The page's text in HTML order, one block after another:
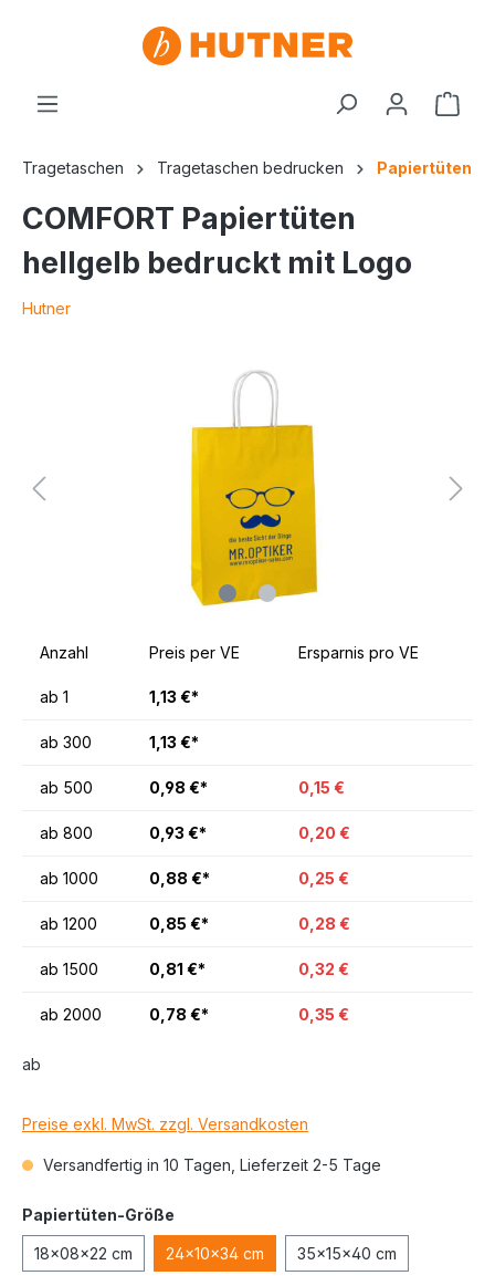
Tragetaschen Tragetaschen bedrucken Papiertüten
COMFORT Papiertüten
hellgelb bedruckt mit Logo
Hutner
Anzahl Preis per VE Ersparnis pro VE
ab 1 1,13 €*
ab 300 1,13 €*
ab 500 0,98 €* 0,15 €
ab 800 0,93 €* 0,20 €
ab 1000 0,88 €* 0,25 €
ab 1200 0,85 €* 0,28 €
ab 1500 0,81 €* 0,32 €
ab 2000 0,78 €* 0,35 €
ab
Preise exkl. MwSt. zzgl. Versandkosten
Versandfertig in 10 Tagen, Lieferzeit 2-5 Tage
Papiertüten-Größe
18x08x22 cm 24x10x34 cm 35x15x40 cm